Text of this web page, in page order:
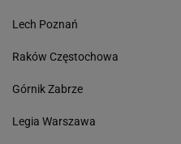
Lech Poznań
Raków Częstochowa
Górnik Zabrze
Legia Warszawa